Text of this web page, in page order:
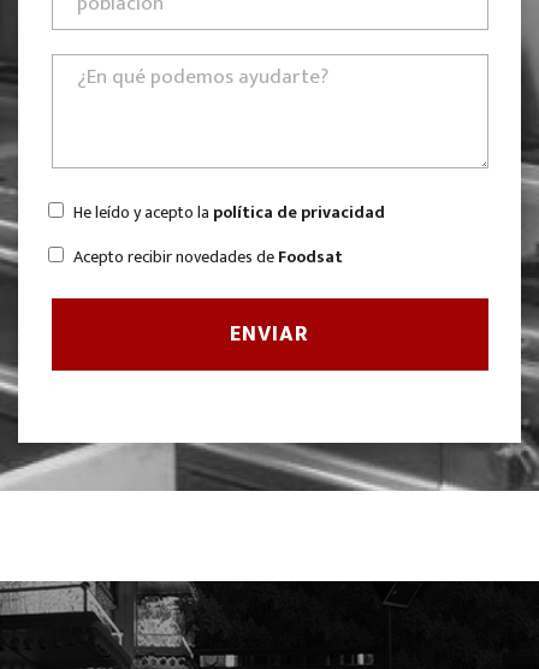
He leído y acepto la política de privacidad
Acepto recibir novedades deFoodsat